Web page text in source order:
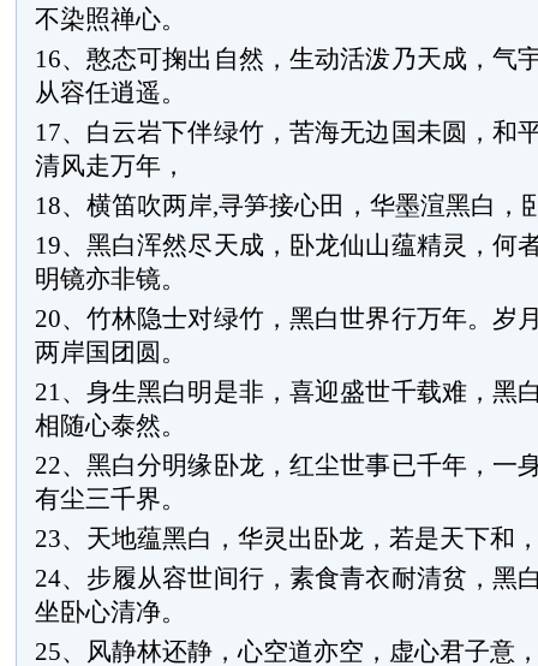
不染照禅心。
16、憨态可掬出自然，生动活泼乃天成，气
从容任逍遥。
17、白云岩下伴绿竹，苦海无边国未圆，和
清风走万年，
18、横笛吹两岸,寻笋接心田，华墨渲黑白，
19、黑白浑然尽天成，卧龙仙山蕴精灵，何
明镜亦非镜。
20、竹林隐士对绿竹，黑白世界行万年。岁
两岸国团圆。
21、身生黑白明是非，喜迎盛世千载难，黑
相随心泰然。
22、黑白分明缘卧龙，红尘世事已千年，一
有尘三千界。
23、天地蕴黑白，华灵出卧龙，若是天下和
24、步履从容世间行，素食青衣耐清贫，黑
坐卧心清净。
25、风静林还静，心空道亦空，虚心君子意